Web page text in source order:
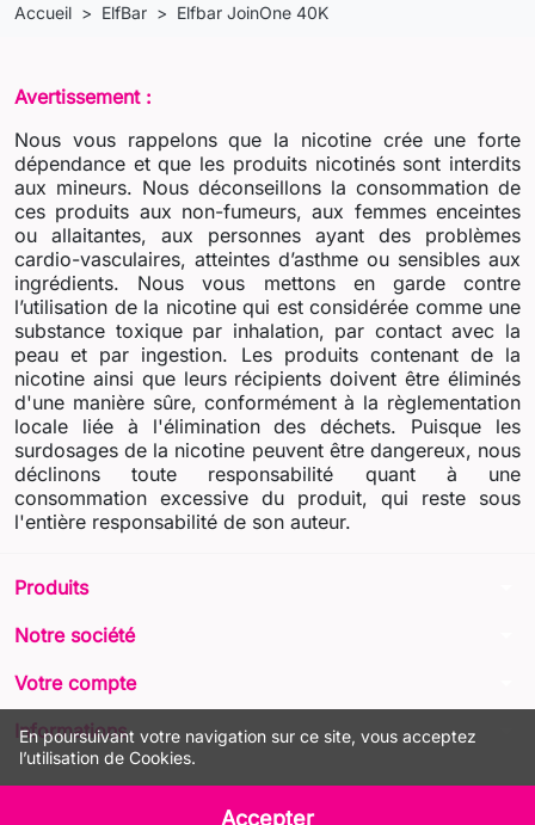
En poursuivant votre navigation sur ce site, vous acceptez
l’utilisation de Cookies.
Accepter
Accueil ElfBar Elfbar JoinOne 40K
Avertissement :
Nous vous rappelons que la nicotine crée une forte
dépendance et que les produits nicotinés sont interdits
aux mineurs. Nous déconseillons la consommation de
ces produits aux non-fumeurs, aux femmes enceintes
ou allaitantes, aux personnes ayant des problèmes
cardio-vasculaires, atteintes d’asthme ou sensibles aux
ingrédients. Nous vous mettons en garde contre
l’utilisation de la nicotine qui est considérée comme une
substance toxique par inhalation, par contact avec la
peau et par ingestion. Les produits contenant de la
nicotine ainsi que leurs récipients doivent être éliminés
d'une manière sûre, conformément à la règlementation
locale liée à l'élimination des déchets. Puisque les
surdosages de la nicotine peuvent être dangereux, nous
déclinons toute responsabilité quant à une
consommation excessive du produit, qui reste sous
l'entière responsabilité de son auteur.
Produits
Notre société
Votre compte
Informations
© 2026 - LIQUA Online™